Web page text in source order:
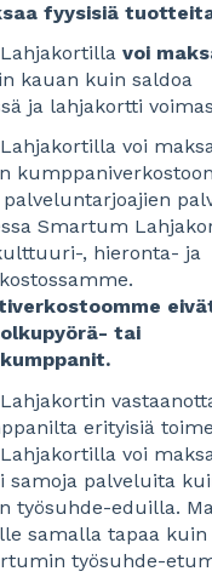
fyysisiä
voi
kauan kuin saldoa
ja lahjakortti
voi
kumppaniverkostoon
Smartum
, hieronta- ja
tai
erityisiä
voi
samoja palveluita
työsuhde-eduilla.
samalla tapaa
työsuhde-